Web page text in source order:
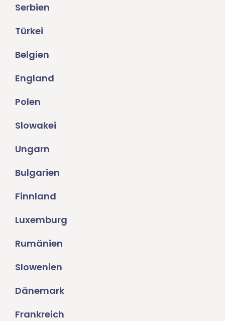
Serbien
Türkei
Belgien
England
Polen
Slowakei
Ungarn
Bulgarien
Finnland
Luxemburg
Rumänien
Slowenien
Dänemark
Frankreich